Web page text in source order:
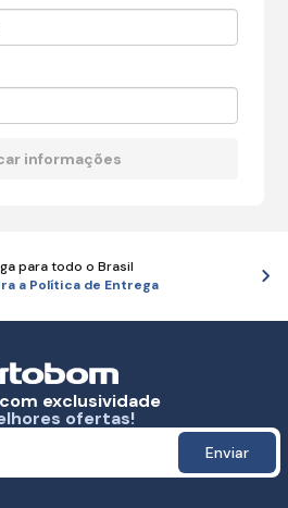
para todo o Brasil
a Política de Entrega
exclusividade
ofertas!
Enviar